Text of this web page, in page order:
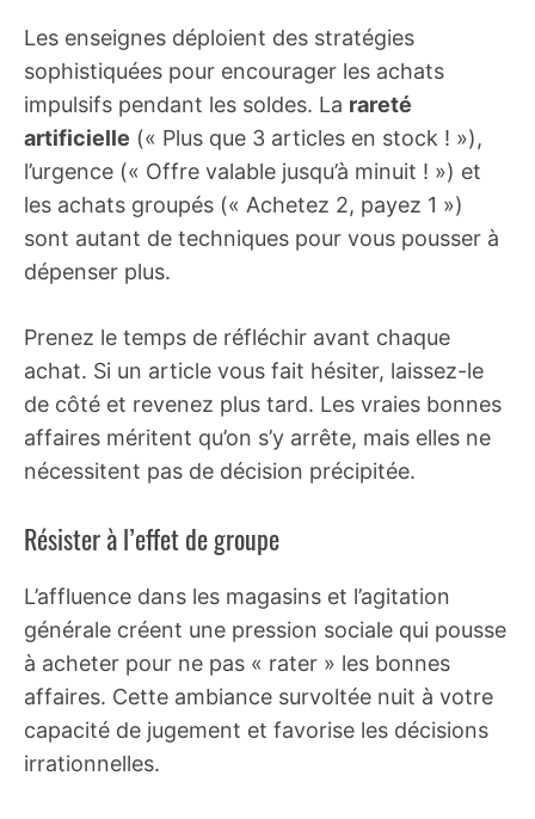
Les enseignes déploient des stratégies
sophistiquées pour encourager les achats
impulsifs pendant les soldes. La rareté
artificielle (« Plus que 3 articles en stock ! »),
l’urgence (« Offre valable jusqu’à minuit ! ») et
les achats groupés (« Achetez 2, payez 1 »)
sont autant de techniques pour vous pousser à
dépenser plus.
Prenez le temps de réfléchir avant chaque
achat. Si un article vous fait hésiter, laissez-le
de côté et revenez plus tard. Les vraies bonnes
affaires méritent qu’on s’y arrête, mais elles ne
nécessitent pas de décision précipitée.
Résister à l’effet de groupe
L’affluence dans les magasins et l’agitation
générale créent une pression sociale qui pousse
à acheter pour ne pas « rater » les bonnes
affaires. Cette ambiance survoltée nuit à votre
capacité de jugement et favorise les décisions
irrationnelles.